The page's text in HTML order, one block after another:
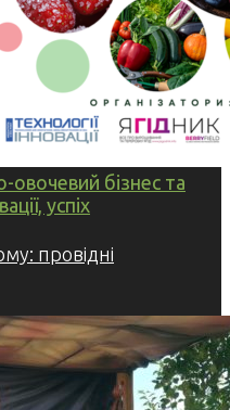
овочевий бізнес та
успіх
провідні